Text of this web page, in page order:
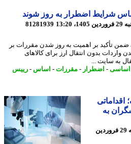
شرایط اضطرار به روز شوند
81281939
بر اهمیت به روز شدن مقررات بر
بدون انتقال ارز برای کالاهای
ﺳﺎﯾﺖ ...
-اضطرار- مقررات - اساس-رییس
به
پیش - شنبه 29 فروردین